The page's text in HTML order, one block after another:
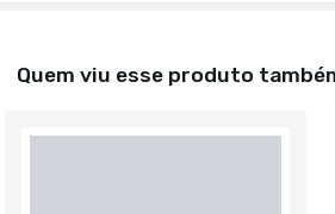
Quem viu esse produto